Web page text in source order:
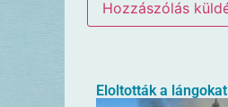
Eloltották a lángokat